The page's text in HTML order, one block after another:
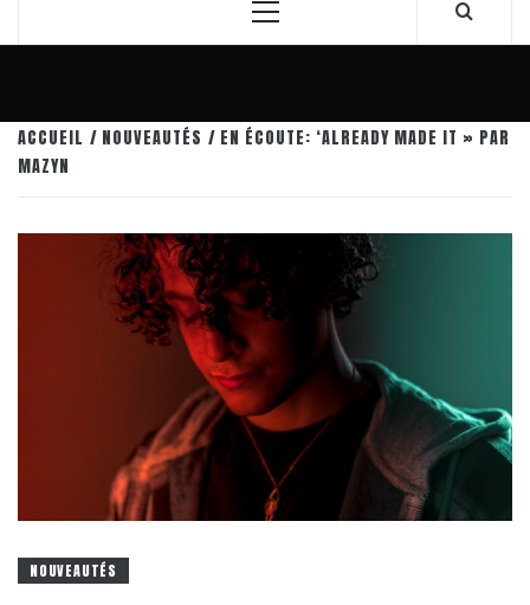
Menu
ACCUEIL NOUVEAUTÉS
EN ÉCOUTE: ‘ALREADY MADE IT » PAR
MAZYN
NOUVEAUTÉS